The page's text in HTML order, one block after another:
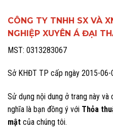
CÔNG TY TNHH SX VÀ
NGHIỆP XUYÊN Á ĐẠI
MST: 0313283067
Sở KHĐT TP cấp ngày 2015-06-
Sử dụng nội dung ở trang này
nghĩa là bạn đồng ý với Thỏa
mật của chúng tôi.